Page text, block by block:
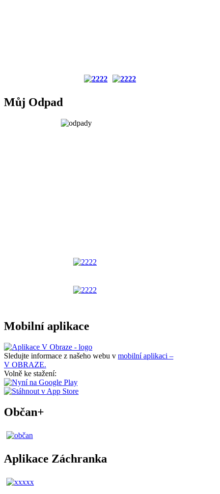
Můj Odpad
Mobilní aplikace
Sledujte informace z našeho webu v mobilní aplikaci –
V OBRAZE.
Volně ke stažení:
Občan+
Aplikace Záchranka